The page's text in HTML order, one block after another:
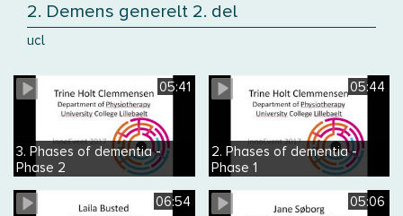
2. Demens generelt 2. del
ucl
05:41
3. Phases of dementia -
Phase 2
05:44
2. Phases of dementia -
Phase 1
06:54 05:06